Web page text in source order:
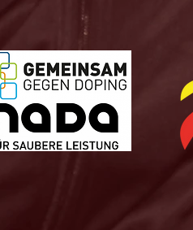
genannt,
und
Mensch und